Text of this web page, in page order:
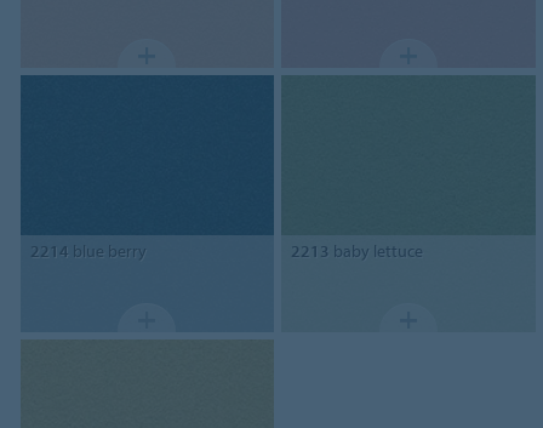
2214 blue berry 2213 baby lettuce